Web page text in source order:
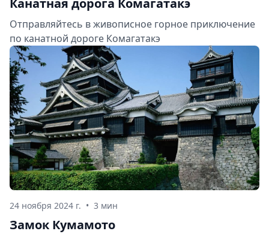
Канатная дорога Комагатакэ
Отправляйтесь в живописное горное приключение
по канатной дороге Комагатакэ
24 ноября 2024 г. • 3 мин
Замок Кумамото